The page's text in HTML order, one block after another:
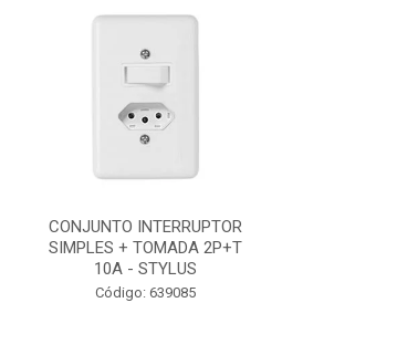
CONJUNTO INTERRUPTOR
SIMPLES + TOMADA 2P+T
10A - STYLUS
Código: 639085